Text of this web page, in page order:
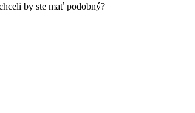
by ste mať podobný?